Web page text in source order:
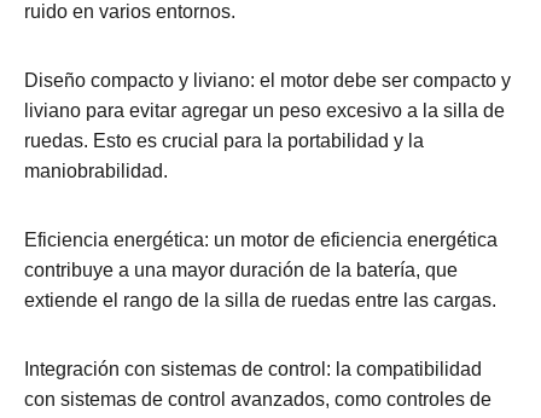
ruido en varios entornos.
Diseño compacto y liviano: el motor debe ser compacto y
liviano para evitar agregar un peso excesivo a la silla de
ruedas. Esto es crucial para la portabilidad y la
maniobrabilidad.
Eficiencia energética: un motor de eficiencia energética
contribuye a una mayor duración de la batería, que
extiende el rango de la silla de ruedas entre las cargas.
Integración con sistemas de control: la compatibilidad
con sistemas de control avanzados, como controles de